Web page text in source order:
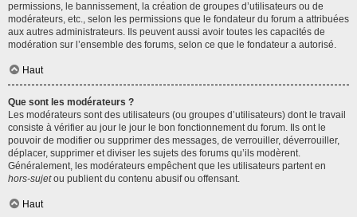
permissions, le bannissement, la création de groupes d’utilisateurs ou de
modérateurs, etc., selon les permissions que le fondateur du forum a attribuées
aux autres administrateurs. Ils peuvent aussi avoir toutes les capacités de
modération sur l’ensemble des forums, selon ce que le fondateur a autorisé.
Haut
Que sont les modérateurs ?
Les modérateurs sont des utilisateurs (ou groupes d’utilisateurs) dont le travail
consiste à vérifier au jour le jour le bon fonctionnement du forum. Ils ont le
pouvoir de modifier ou supprimer des messages, de verrouiller, déverrouiller,
déplacer, supprimer et diviser les sujets des forums qu’ils modèrent.
Généralement, les modérateurs empêchent que les utilisateurs partent en
hors-sujetou publient du contenu abusif ou offensant.
Haut